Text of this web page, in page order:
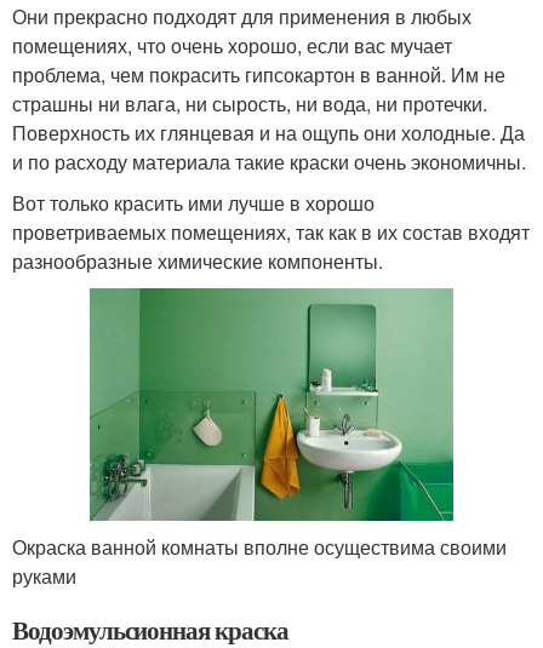
Они прекрасно подходят для применения в любых
помещениях, что очень хорошо, если вас мучает
проблема, чем покрасить гипсокартон в ванной. Им не
страшны ни влага, ни сырость, ни вода, ни протечки.
Поверхность их глянцевая и на ощупь они холодные. Да
и по расходу материала такие краски очень экономичны.
Вот только красить ими лучше в хорошо
проветриваемых помещениях, так как в их состав входят
разнообразные химические компоненты.
Окраска ванной комнаты вполне осуществима своими
руками
Водоэмульсионная краска